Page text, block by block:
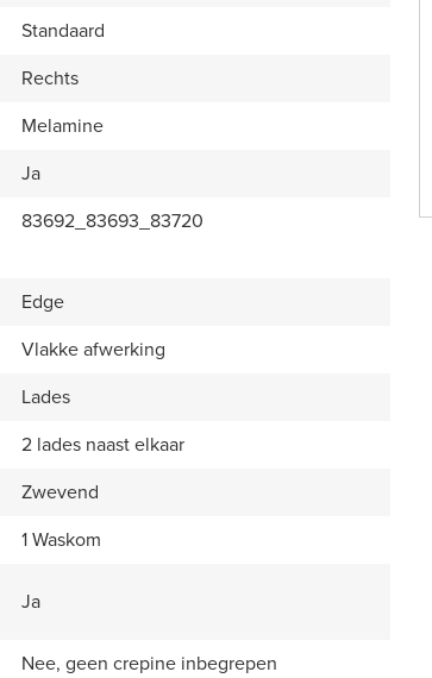
Standaard
Rechts
Melamine
Ja
83692_83693_83720
Edge
Vlakke afwerking
Lades
2 lades naast elkaar
Zwevend
1 Waskom
Ja
Nee, geen crepine inbegrepen